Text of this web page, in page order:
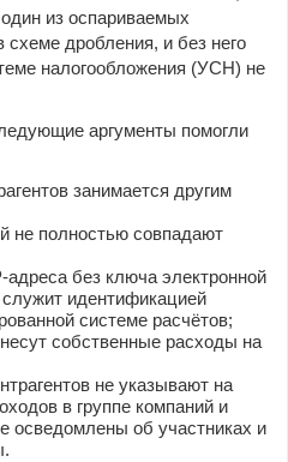
из оспариваемых
схеме дробления, и без него
налогообложения (УСН) не
аргументы помогли
занимается другим
не полностью совпадают
без ключа электронной
идентификацией
системе расчётов;
собственные расходы на
не указывают на
в группе компаний и
осведомлены об участниках и